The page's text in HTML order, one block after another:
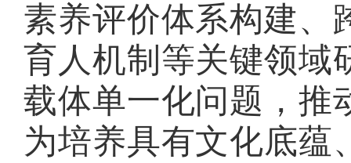
素养评价体系构建、
育人机制等关键领域
载体单一化问题，推
为培养具有文化底蕴